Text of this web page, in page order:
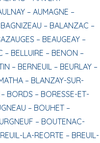
–AUMAGNE –
BAGNIZEAU – BALANZAC –
– BEAUGEAY –
– BELLUIRE – BENON –
– BERNEUIL – BEURLAY –
– BLANZAY-SUR-
BORDS – BORESSE-ET-
– BOUHET –
– BOUTENAC-
LA-REORTE – BREUIL-